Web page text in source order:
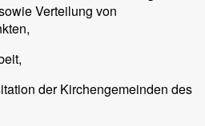
Verteilung von
der Kirchengemeinden des